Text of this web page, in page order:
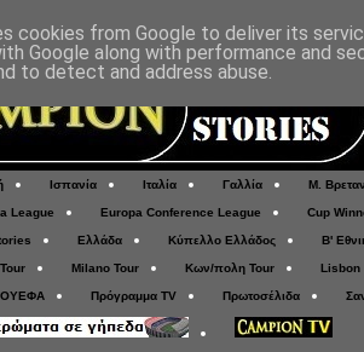
Ισπανία Ιταλία Γαλλία Μ.
League Europa Conference League Cup
Ελλάδα Κύπελλο Ελλάδος Β'
Milano Tour Κων/πολη Tour Lisbon
ΟΥΕΦΑ Πρόγραμμα TV Πρωτοσέλιδα
cookies from Google to deliver its
Google along with performance and
to detect and address abuse.